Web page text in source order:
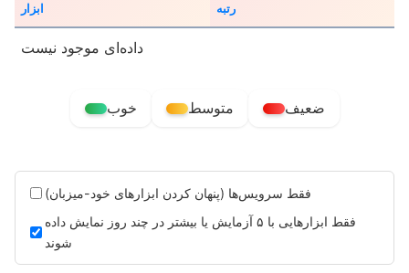
ابزار رتبه
داده‌ای موجود نیست
خوب متوسط ضعیف
فقط سرویس‌ها (پنهان کردن ابزارهای خود-میزبان)
فقط ابزارهایی با ۵ آزمایش یا بیشتر در چند روز نمایش داده
شوند